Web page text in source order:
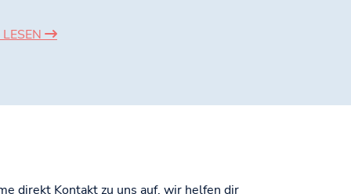
direkt Kontakt zu uns auf, wir helfen dir